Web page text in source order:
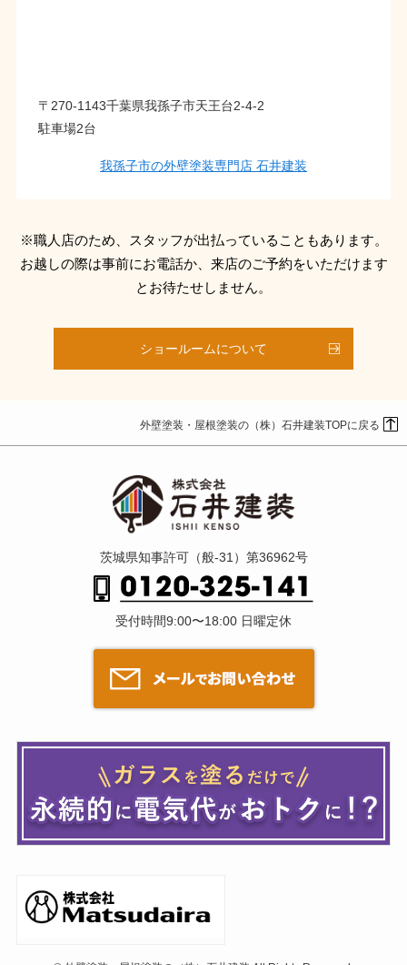
〒270-1143千葉県我孫子市天王台2-4-2
駐車場2台
我孫子市の外壁塗装専門店 石井建装
※職人店のため、スタッフが出払っていることもあります。
お越しの際は事前にお電話か、来店のご予約をいただけます
とお待たせしません。
ショールームについて
外壁塗装・屋根塗装の（株）石井建装TOPに戻る
茨城県知事許可（般-31）第36962号
受付時間9:00〜18:00 日曜定休